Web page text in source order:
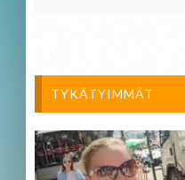
TYKÄTYIMMÄT